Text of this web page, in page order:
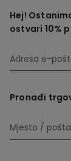
Hej!
ostvari 10%
Pronađi